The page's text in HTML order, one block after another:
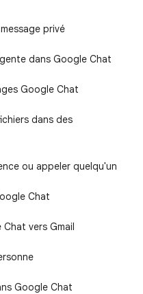
privé
dans Google Chat
Google Chat
dans des
ou appeler quelqu'un
Chat
vers Gmail
Google Chat